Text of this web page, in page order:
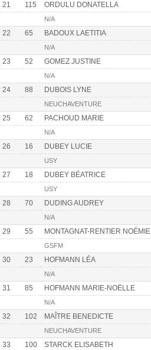
21 115 ORDULU DONATELLA
N/A
22 65 BADOUX LAETITIA
N/A
23 52 GOMEZ JUSTINE
N/A
24 88 DUBOIS LYNE
NEUCHAVENTURE
25 62 PACHOUD MARIE
N/A
26 16 DUBEY LUCIE
USY
27 18 DUBEY BÉATRICE
USY
28 70 DUDING AUDREY
N/A
29 55 MONTAGNAT-RENTIER NOÉMIE
GSFM
30 23 HOFMANN LÉA
N/A
31 85 HOFMANN MARIE-NOËLLE
N/A
32 102 MAÎTRE BENEDICTE
NEUCHAVENTURE
33 100 STARCK ELISABETH